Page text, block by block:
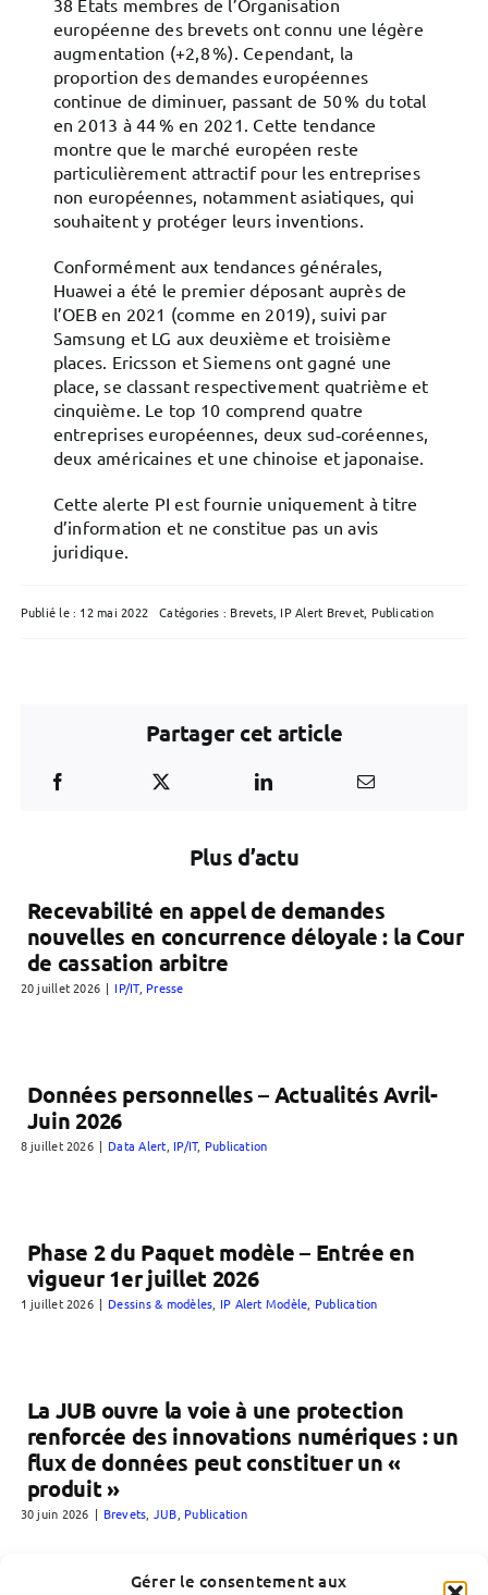
Gérer le consentement aux
38 États membres de l’Organisation
européenne des brevets ont connu une légère
augmentation (+2,8 %). Cependant, la
proportion des demandes européennes
continue de diminuer, passant de 50 % du total
en 2013 à 44 % en 2021. Cette tendance
montre que le marché européen reste
particulièrement attractif pour les entreprises
non européennes, notamment asiatiques, qui
souhaitent y protéger leurs inventions.
Conformément aux tendances générales,
Huawei a été le premier déposant auprès de
l’OEB en 2021 (comme en 2019), suivi par
Samsung et LG aux deuxième et troisième
places. Ericsson et Siemens ont gagné une
place, se classant respectivement quatrième et
cinquième. Le top 10 comprend quatre
entreprises européennes, deux sud‑coréennes,
deux américaines et une chinoise et japonaise.
Cette alerte PI est fournie uniquement à titre
d’information et ne constitue pas un avis
juridique.
Publié le : 12 mai 2022 Catégories : Brevets, IP Alert Brevet, Publication
Partager cet article
Plus d’actu
Recevabilité en appel de demandes
nouvelles en concurrence déloyale : la Cour
de cassation arbitre
20 juillet 2026 | IP/IT, Presse
Données personnelles – Actualités Avril-
Juin 2026
8 juillet 2026 | Data Alert, IP/IT, Publication
Phase 2 du Paquet modèle – Entrée en
vigueur 1er juillet 2026
1 juillet 2026 | Dessins & modèles, IP Alert Modèle, Publication
La JUB ouvre la voie à une protection
renforcée des innovations numériques : un
flux de données peut constituer un «
produit »
30 juin 2026 | Brevets, JUB, Publication